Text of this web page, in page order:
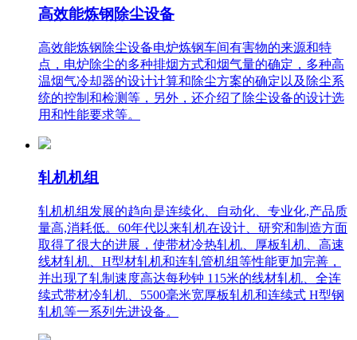
高效能炼钢除尘设备
高效能炼钢除尘设备电炉炼钢车间有害物的来源和特
点，电炉除尘的多种排烟方式和烟气量的确定，多种高
温烟气冷却器的设计计算和除尘方案的确定以及除尘系
统的控制和检测等，另外，还介绍了除尘设备的设计选
用和性能要求等。
轧机机组
轧机机组发展的趋向是连续化、自动化、专业化,产品质
量高,消耗低。60年代以来轧机在设计、研究和制造方面
取得了很大的进展，使带材冷热轧机、厚板轧机、高速
线材轧机、H型材轧机和连轧管机组等性能更加完善，
并出现了轧制速度高达每秒钟 115米的线材轧机、全连
续式带材冷轧机、5500毫米宽厚板轧机和连续式 H型钢
轧机等一系列先进设备。